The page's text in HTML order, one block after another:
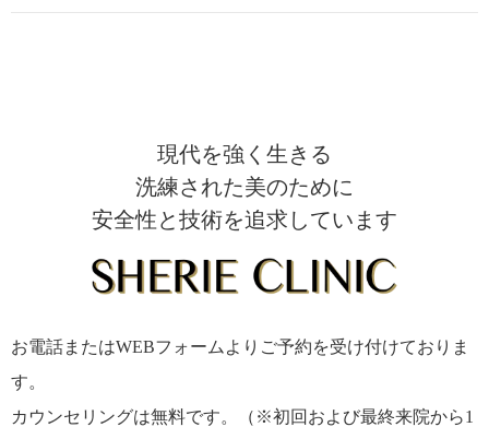
現代を強く生きる
洗練された美のために
安全性と技術を追求しています
お電話またはWEBフォームよりご予約を受け付けておりま
す。
カウンセリングは無料です。（※初回および最終来院から1